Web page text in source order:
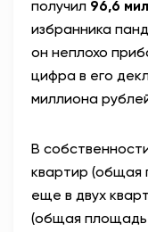
получил 96,6
избранника
он неплохо
цифра в его
миллиона
В
квартир (общая
еще в двух
(общая площадь: